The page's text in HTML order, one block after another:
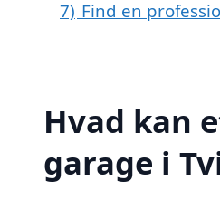
7) Find en
Hvad kan
garage i